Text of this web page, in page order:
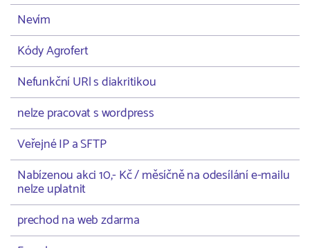
Nevím
Kódy Agrofert
Nefunkční URl s diakritikou
nelze pracovat s wordpress
Veřejné IP a SFTP
Nabízenou akci 10,- Kč / měsíčně na odesílání e-mailu
nelze uplatnit
prechod na web zdarma